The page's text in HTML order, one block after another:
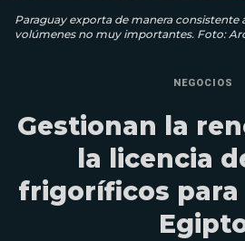
Paraguay exporta de manera consistente
volúmenes no muy importantes. Foto:
NEGOCIOS
Gestionan la
la licencia
frigoríficos para